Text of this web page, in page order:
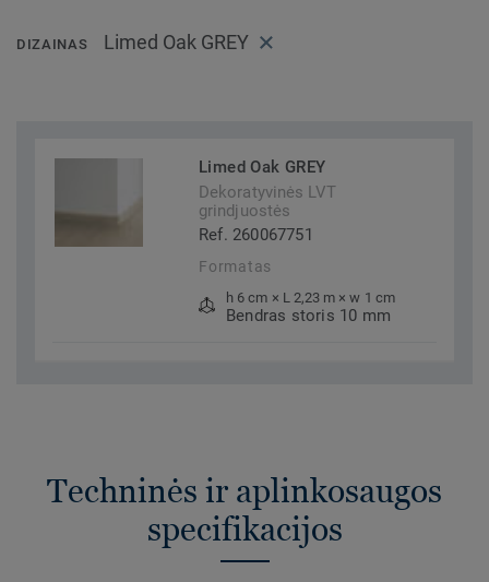
DIZAINAS Limed Oak GREY
Limed Oak GREY
Dekoratyvinės LVT
grindjuostės
Ref. 260067751
Formatas
h 6 cm × L 2,23 m × w 1 cm
Bendras storis 10 mm
Techninės ir aplinkosaugos
specifikacijos